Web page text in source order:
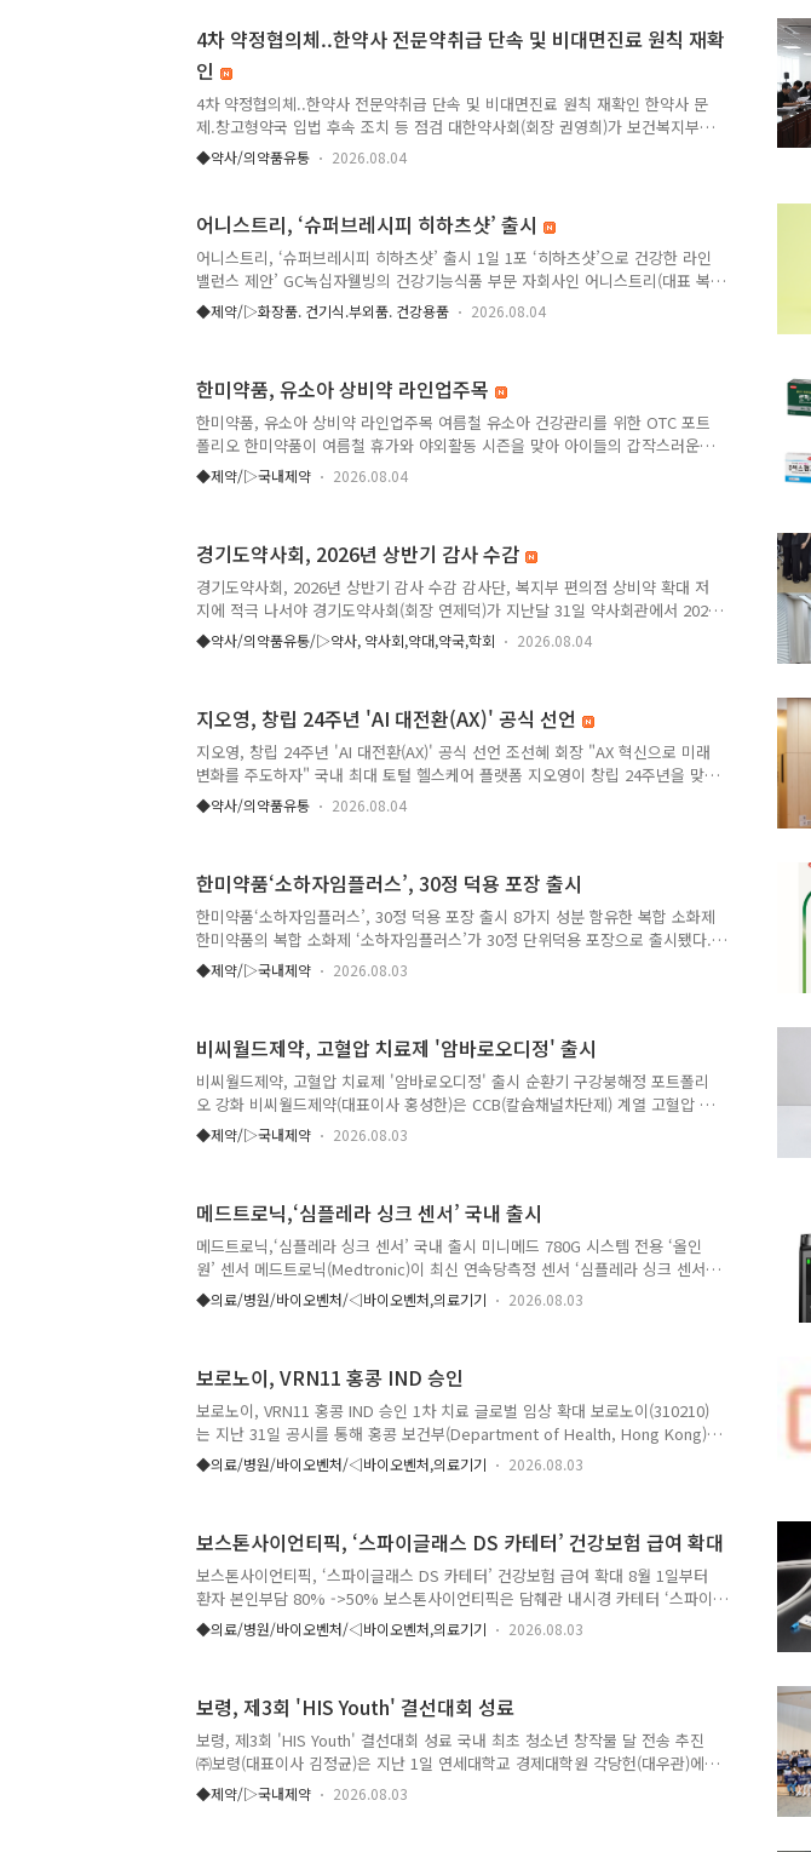
사례를 논의하는 데 중점을 두었다. 좌담회는 대한비만연구의학회 김민정 이사장
이 좌장을 맡아 진행했다. 연자로는 대한비만연구의학회 김진호 기획이사, 김진
욱 학술이사, 전승엽 총무이사가 나섰으며, 안영찬 수석부회장, 안상준 부회장,
김재한 부회장이 패..
4차 약정협의체..한약사 전문약취급 단속 및 비대면진료 원칙 재확
인
4차 약정협의체..한약사 전문약취급 단속 및 비대면진료 원칙 재확인 한약사 문
제.창고형약국 입법 후속 조치 등 점검 대한약사회(회장 권영희)가 보건복지부와
제4차 약정협의체를 개최하고, 한약사 개설 약국의 전문의약품 취급 단속을 비롯
한 보건의료 현안의 후속 조치 점검에 나섰다. 대한약사회는 지난달 31일 보건복
등 주요 현안에 대한 추진 경과를 점검했다. 이날 회의에는 대한약사회 권영희
회장, 이광민·박춘배 부회장, 유성호 대외협력본부장, 노수진 총무·홍보이사, 장
보현 정책이사 등이 참석했으며, 보건복지부에서는 곽순헌 보건의료정책관, 양명
철 약무정책과장 등이 자리를 함께했다. 이날 양측은 한약사 개설 약국에서 이루
어지는 전문의약..
◆약사/의약품유통 2026.08.04
어니스트리, ‘슈퍼브레시피 히하츠샷’ 출시
어니스트리, ‘슈퍼브레시피 히하츠샷’ 출시 1일 1포 ‘히하츠샷’으로 건강한 라인
밸런스 제안’ GC녹십자웰빙의 건강기능식품 부문 자회사인 어니스트리(대표 복
정인, 김상현)가 ‘히하츠(자바후추)’를 핵심 성분으로 한 신제품 ‘슈퍼브레시피 히
하츠샷’을 새롭게 출시한다고 3일 밝혔다. ‘히하츠’는 일본 내 건강한 순환과 바
신제품은 이러한 히하츠의 원료적 특성을 살려, 오래 서 있거나 앉아 있는 생활
습관으로 인해 다리 라인 관리가 필요한 현대인들을 위해 기획되었다. ‘슈퍼브레
시피 히하츠샷’은 순환부터 밸런스까지 체계적으로 관리할 수 있도록 설계되었
다. ..
◆제약/▷화장품. 건기식.부외품. 건강용품 2026.08.04
한미약품, 유소아 상비약 라인업주목
한미약품, 유소아 상비약 라인업주목 여름철 유소아 건강관리를 위한 OTC 포트
폴리오 한미약품이 여름철 휴가와 야외활동 시즌을 맞아 아이들의 갑작스러운
설사와 발열 증상에 대비할 수 있는 연령·상황별 유소아 상비약 라인업을 주목
받고 있다. 최근 지사제 성분 변경 등으로 소아용 의약품의 복용 가능 연령 확인
부터 씹어 먹을 수 있는 국내 최초 4중 복합 지사제 '설멈츄정'과 6세 이상 복용
가능한 '로페시콘츄정'을 갖추고 있어 연령대에 맞춰 선택할 수 있다. 또한, 해열
진통제 영역에서는 아세트아미노펜 성분의 '써스펜' 시리즈와 덱시부프로펜 성분
의 '맥시..
◆제약/▷국내제약 2026.08.04
경기도약사회, 2026년 상반기 감사 수감
경기도약사회, 2026년 상반기 감사 수감 감사단, 복지부 편의점 상비약 확대 저
지에 적극 나서야 경기도약사회(회장 연제덕)가 지난달 31일 약사회관에서 2026
년도 상반기 감사를 수감했다. 지부 박영달·김범석·안화영 감사는 상반기 주요
회무 및 위원회별 사업 추진 현황을 비롯하여 회계 전반에 대한 감사를 진행했으
부로 체감하고 있다”며 “제34대 집행부의 임기가 반환점을 지난 만큼 회원 권익
보호와 약권 신장을 위해 핵심 현안 해결에 더욱 힘써주기 바란다”고 당부했다.
이어 7. 16 보건복지부가 대통령 업무보고를 통해 밝힌 편의점 상비약 품목수 확
대..
◆약사/의약품유통/▷약사, 약사회,약대,약국,학회 2026.08.04
지오영, 창립 24주년 'AI 대전환(AX)' 공식 선언
지오영, 창립 24주년 'AI 대전환(AX)' 공식 선언 조선혜 회장 "AX 혁신으로 미래
변화를 주도하자" 국내 최대 토털 헬스케어 플랫폼 지오영이 창립 24주년을 맞
아 전사적인 인공지능 전환, 즉 AX(AI Transformation)를 공식 선언하고 대한민
국 의약품 유통 역사 재창조를 위한 대대적인 혁신에 돌입한다고 밝혔다. 지오영
지난해 창사 이래 최초로 연결 기준 매출 5조 원의 벽을 돌파했다고 밝혔다. 전
사업 부문이 고르게 성장하며 외형과 이익을 동시에 키워낸 값진 결실이라며 임
직원들의 노고에 깊은 감사의 뜻을 전했다. 이어 전 세계가 인..
◆약사/의약품유통 2026.08.04
한미약품‘소하자임플러스’, 30정 덕용 포장 출시
한미약품‘소하자임플러스’, 30정 덕용 포장 출시 8가지 성분 함유한 복합 소화제
한미약품의 복합 소화제 ‘소하자임플러스’가 30정 단위덕용 포장으로 출시됐다.
소하자임플러스정은 소화를 돕는 8가지 성분을 함유한 복합 소화제로, 다양한 소
화 관련 증상에 폭넓게 대응할 수 있도록 설계된 일반의약품이다. 최근 불규칙한
다. 이 같은 수요를 반영해 한미약품은 소비자의 복용 패턴과 약국 현장의 의견
을 바탕으로 30정 제품을 새롭게 선보였다. 일시적인 과식이나 단발성 소화불량
에는 기존 10정 제품을, 소화불량이 반복되는 소비자나가정상비약으로 구비하려
는 소비자에게는..
◆제약/▷국내제약 2026.08.03
비씨월드제약, 고혈압 치료제 '암바로오디정' 출시
비씨월드제약, 고혈압 치료제 '암바로오디정' 출시 순환기 구강붕해정 포트폴리
오 강화 비씨월드제약(대표이사 홍성한)은 CCB(칼슘채널차단제) 계열 고혈압 치
료제 ‘암바로오디정’을 이달 1일부터 출시했다고 3일 밝혔다. 암바로오디정은 고
혈압 치료에 사용되는 암로디핀베실산염 성분의 구강붕해정 제제로, ‘암바로오디
급하고 있다. 이번에 출시되는 ‘암바로오디정’은 비씨월드제약 구강붕해정 시리
즈 중 세 번째 시리즈로, 순환기 제품군 포트폴리오를 확대하고 경쟁력을 강화하
게 되었다는 점에서 큰 의미가 있다. 고혈압은 장기간 관리와 약물 복용이 필요
한 대표적인 만성..
◆제약/▷국내제약 2026.08.03
메드트로닉,‘심플레라 싱크 센서’ 국내 출시
메드트로닉,‘심플레라 싱크 센서’ 국내 출시 미니메드 780G 시스템 전용 ‘올인
원’ 센서 메드트로닉(Medtronic)이 최신 연속당측정 센서 ‘심플레라 싱크 센서
(Simplera SyncTM Sensor)’를 국내 출시한다. 자사 자동 인슐린 주입 시스템
인 '미니메드 780G 시스템(MiniMedTM 780G System)' 사용자들의 센서 선택
서 대비 절반 수준으로 크기를 줄여 향상된 사용 경험을 제공한다. 과거에는 송
신기, 충전기, 삽입기를 갖추고, 송신기 충전 및 센서 결합 과정을 별도로 거쳐야
했지만 이제 해당 구성품과 절차를 하나의 기..
◆의료/병원/바이오벤처/◁바이오벤처,의료기기 2026.08.03
보로노이, VRN11 홍콩 IND 승인
보로노이, VRN11 홍콩 IND 승인 1차 치료 글로벌 임상 확대 보로노이(310210)
는 지난 31일 공시를 통해 홍콩 보건부(Department of Health, Hong Kong)
로부터 차세대 EGFR 표적치료제 VRN11의 1b/2상 임상시험 계획(IND)이 승인
되었다고 밝혔다. 이번 홍콩 임상에서는 EGFR 비소세포폐암의 세계적인 권위자
약성을 확인하며, 차세대 EGFR 표적치료제로서의 가능성을 보여주고 있다. 특히
타그리소를 비롯한 3세대 치료제 이후 뇌전이가 발생한 경우, 치료 옵션이 부재
함에 따라 미충족 의료수..
◆의료/병원/바이오벤처/◁바이오벤처,의료기기 2026.08.03
보스톤사이언티픽, ‘스파이글래스 DS 카테터’ 건강보험 급여 확대
보스톤사이언티픽, ‘스파이글래스 DS 카테터’ 건강보험 급여 확대 8월 1일부터
환자 본인부담 80% ->50% 보스톤사이언티픽은 담췌관 내시경 카테터 ‘스파이
글래스 DS 카테터(SpyGlass™ DS II Direct Visualization System)’가 보건복
지부 고시에 따라 8월 1일부터 건강보험 급여가 확대 적용된다고 밝혔다. 이에
것으로 기대된다. 급여 적용 대상은 동일하다. ▲1차 내시경적 역행성 담췌관 조
영술(ERCP)만으로 확진이 어려운 담도 및 췌장 병변의 진단 검사 ▲1차 시술로
제거되지 않는 담석 및 췌석 제거 ▲담관 ..
◆의료/병원/바이오벤처/◁바이오벤처,의료기기 2026.08.03
보령, 제3회 'HIS Youth' 결선대회 성료
보령, 제3회 'HIS Youth' 결선대회 성료 국내 최초 청소년 창작물 달 전송 추진
㈜보령(대표이사 김정균)은 지난 1일 연세대학교 경제대학원 각당헌(대우관)에서
'제3회 Humans In Space Youth(HIS Youth)' 결선대회를 성황리에 마쳤다고 3
일 밝혔다. HIS Youth는 보령과 한국과학창의재단이 '아이들의 꿈을 우주로'라
◆제약/▷국내제약 2026.08.03